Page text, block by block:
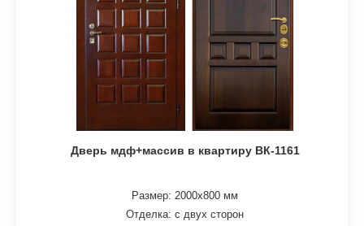
Дверь мдф+массив в квартиру ВК-1161
Размер: 2000х800 мм
Отделка: с двух сторон